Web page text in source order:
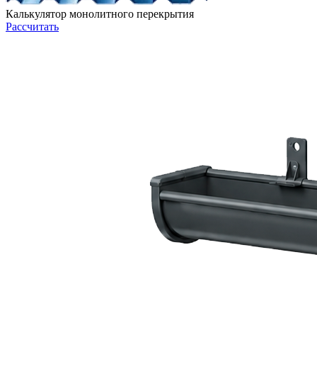
Калькулятор монолитного перекрытия
Рассчитать